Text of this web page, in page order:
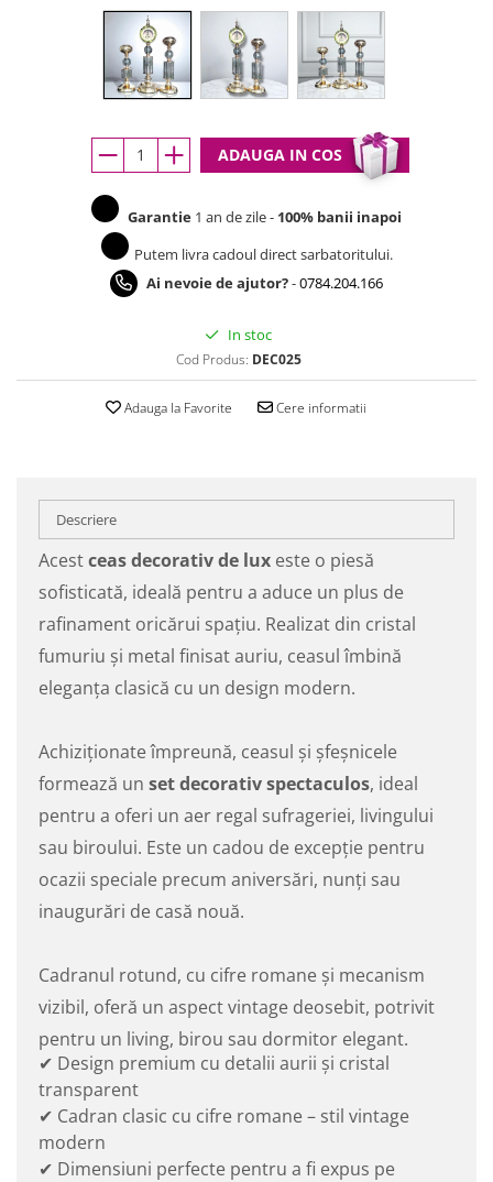
ADAUGA IN COS
Garantie 1 an de zile - 100% banii inapoi
Putem livra cadoul direct sarbatoritului.
Ai nevoie de ajutor?-0784.204.166
In stoc
Cod Produs: DEC025
Adauga la Favorite Cere informatii
Descriere
Acestceas decorativ de lux este o piesă
sofisticată, ideală pentru a aduce un plus de
rafinament oricărui spațiu. Realizat din cristal
fumuriu și metal finisat auriu, ceasul îmbină
eleganța clasică cu un design modern.
Achiziționate împreună, ceasul și șfeșnicele
formează un set decorativ spectaculos, ideal
pentru a oferi un aer regal sufrageriei, livingului
sau biroului. Este un cadou de excepție pentru
ocazii speciale precum aniversări, nunți sau
inaugurări de casă nouă.
Cadranul rotund, cu cifre romane și mecanism
vizibil, oferă un aspect vintage deosebit, potrivit
pentru un living, birou sau dormitor elegant.
✔ Design premium cu detalii aurii și cristal
transparent
✔ Cadran clasic cu cifre romane – stil vintage
modern
✔ Dimensiuni perfecte pentru a fi expus pe